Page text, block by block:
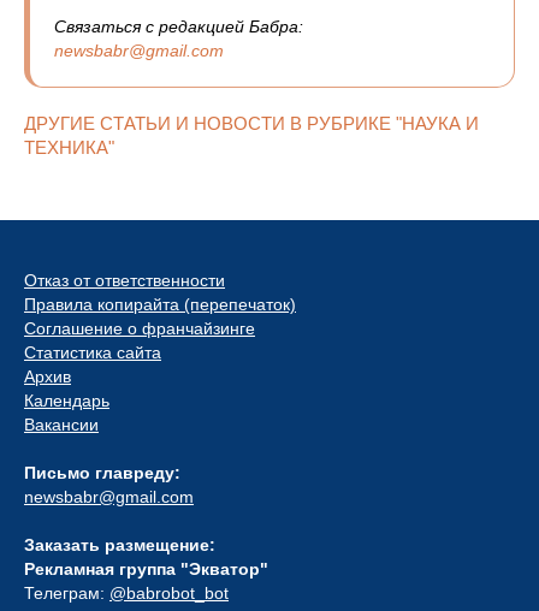
Связаться с редакцией Бабра:
newsbabr@gmail.com
ДРУГИЕ СТАТЬИ И НОВОСТИ В РУБРИКЕ "НАУКА И
ТЕХНИКА"
Отказ от ответственности
Правила копирайта (перепечаток)
Соглашение о франчайзинге
Статистика сайта
Архив
Календарь
Вакансии
Письмо главреду:
newsbabr@gmail.com
Заказать размещение:
Рекламная группа "Экватор"
Телеграм: @babrobot_bot